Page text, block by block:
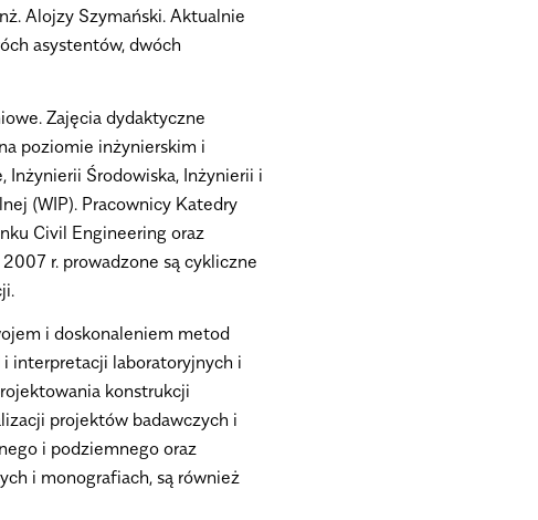
Alojzy Szymański. Aktualnie
asystentów, dwóch
Zajęcia dydaktyczne
poziomie inżynierskim i
Inżynierii Środowiska, Inżynierii i
(WIP). Pracownicy Katedry
Civil Engineering oraz
r. prowadzone są cykliczne
i doskonaleniem metod
interpretacji laboratoryjnych i
konstrukcji
projektów badawczych i
i podziemnego oraz
i monografiach, są również